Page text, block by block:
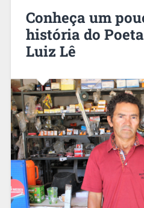
Conheça um
história do
Luiz Lê